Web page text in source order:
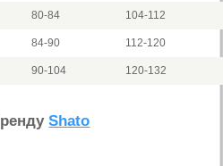
80-84 104-112
84-90 112-120
90-104 120-132
Shato